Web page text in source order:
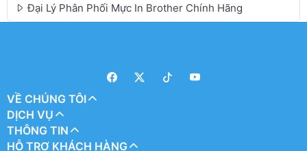
Đại Lý Phân Phối Mực In Brother Chính Hãng
VỀ CHÚNG TÔI
DỊCH VỤ
THÔNG TIN
HỖ TRỢ KHÁCH HÀNG